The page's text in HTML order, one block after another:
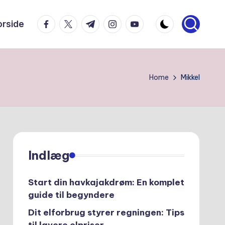
facebook.com
twitter.com
t.me instagram.com
youtube.com
Home Mikkel
Indlæg
Start din havkajakdrøm: En komplet
guide til begyndere
Dit elforbrug styrer regningen: Tips